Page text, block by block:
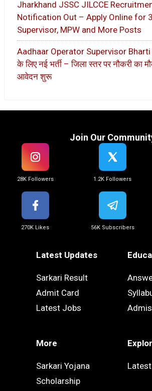
Jharkhand JSSC JILCCE
Notification Out – Apply Online for
Supervisor, MPW and More Posts
Aadhaar Operator Supervisor Bharti
के लिए नई भर्ती – जिला स्तर पर नौकरी का
आवेदन शुरू
Join Our
28K Followers 1.2K Followers
270K Likes 56K Subscribers
Latest Updates
Sarkari Result
Admit Card
Latest Jobs
More
Sarkari Yojana
Scholarship